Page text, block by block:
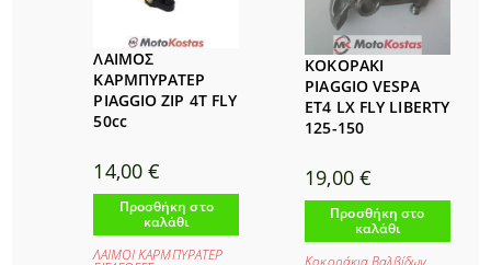
ΛΑΙΜΟΣ
ΚΑΡΜΠΥΡΑΤΕΡ
PIAGGIO ZIP 4T FLY
50cc
14,00€
Προσθήκη στο
καλάθι
ΛΑΙΜΟΙ ΚΑΡΜΠΥΡΑΤΕΡ
ΚΟΚΟΡΑΚΙ
PIAGGIO VESPA
ET4 LX FLY LIBERTY
125-150
19,00 €
Προσθήκη στο
καλάθι